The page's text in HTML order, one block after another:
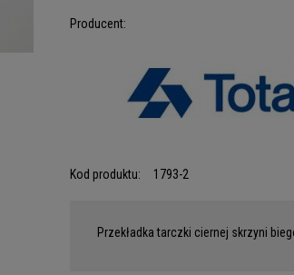
Producent:
Kod produktu: 1793-2
Przekładka tarczki ciernej skrzyni